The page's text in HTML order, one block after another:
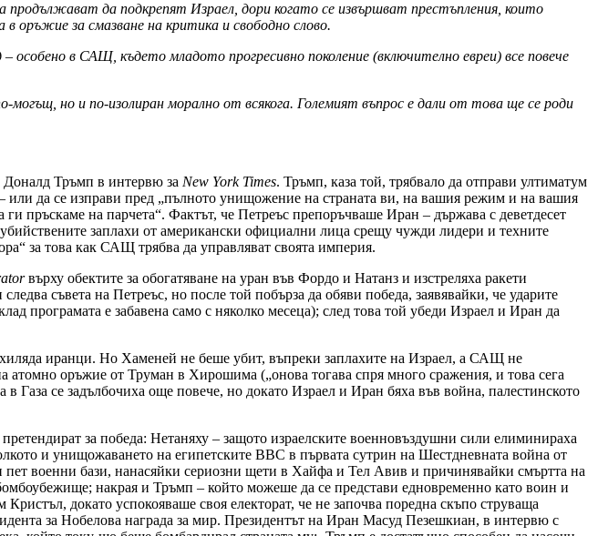
да подкрепят Израел, дори когато се извършват престъпления, които
оръжие за смазване на критика и свободно слово.
особено в САЩ, където младото прогресивно поколение (включително евреи) все повече
но и по-изолиран морално от всякога. Големият въпрос е дали от това ще се роди
Доналд Тръмп в интервю за New York Times. Тръмп, каза той, трябвало да отправи ултиматум
или да се изправи пред „пълното унищожение на страната ви, на вашия режим и на вашия
пръскаме на парчета“. Фактът, че Петреъс препоръчваше Иран – държава с деветдесет
заплахи от американски официални лица срещу чужди лидери и техните
за това как САЩ трябва да управляват своята империя.
върху обектите за обогатяване на уран във Фордо и Натанз и изстреляха ракети
съвета на Петреъс, но после той побърза да обяви победа, заявявайки, че ударите
програмата е забавена само с няколко месеца); след това той убеди Израел и Иран да
иранци. Но Хаменей не беше убит, въпреки заплахите на Израел, а САЩ не
оръжие от Труман в Хирошима („онова тогава спря много сражения, и това сега
се задълбочиха още повече, но докато Израел и Иран бяха във война, палестинското
за победа: Нетаняху – защото израелските военновъздушни сили елиминираха
и унищожаването на египетските ВВС в първата сутрин на Шестдневната война от
военни бази, нанасяйки сериозни щети в Хайфа и Тел Авив и причинявайки смъртта на
накрая и Тръмп – който можеше да се представи едновременно като воин и
докато успокояваше своя електорат, че не започва поредна скъпо струваща
за Нобелова награда за мир. Президентът на Иран Масуд Пезешкиан, в интервю с